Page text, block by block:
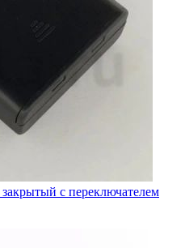
с переключателем